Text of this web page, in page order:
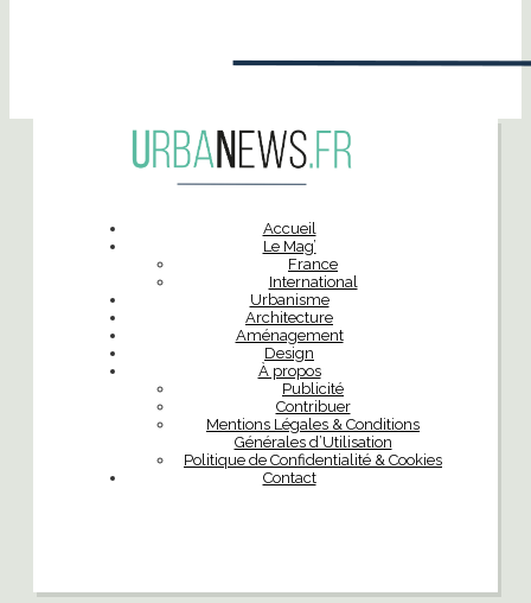
Accueil
Le Mag’
France
International
Urbanisme
Architecture
Aménagement
Design
À propos
Publicité
Contribuer
Mentions Légales & Conditions
Générales d’Utilisation
Politique de Confidentialité & Cookies
Contact